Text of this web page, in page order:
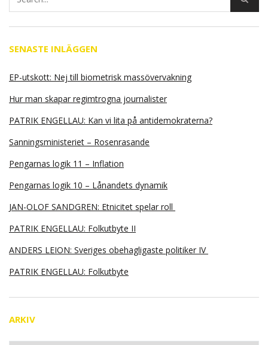
SENASTE INLÄGGEN
EP-utskott: Nej till biometrisk massövervakning
Hur man skapar regimtrogna journalister
PATRIK ENGELLAU: Kan vi lita på antidemokraterna?
Sanningsministeriet – Rosenrasande
Pengarnas logik 11 – Inflation
Pengarnas logik 10 – Lånandets dynamik
JAN-OLOF SANDGREN: Etnicitet spelar roll
PATRIK ENGELLAU: Folkutbyte II
ANDERS LEION: Sveriges obehagligaste politiker IV
PATRIK ENGELLAU: Folkutbyte
ARKIV